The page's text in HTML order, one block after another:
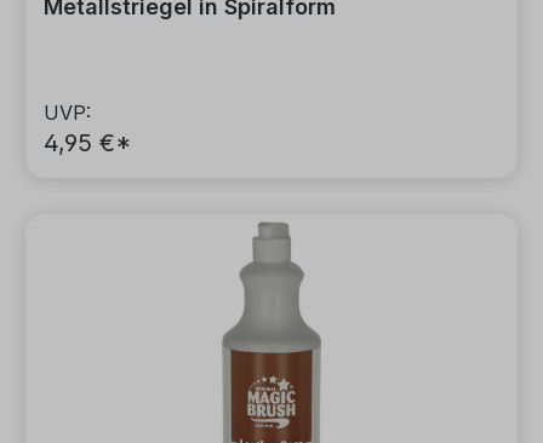
Metallstriegel in Spiralform
UVP:
4,95 €*